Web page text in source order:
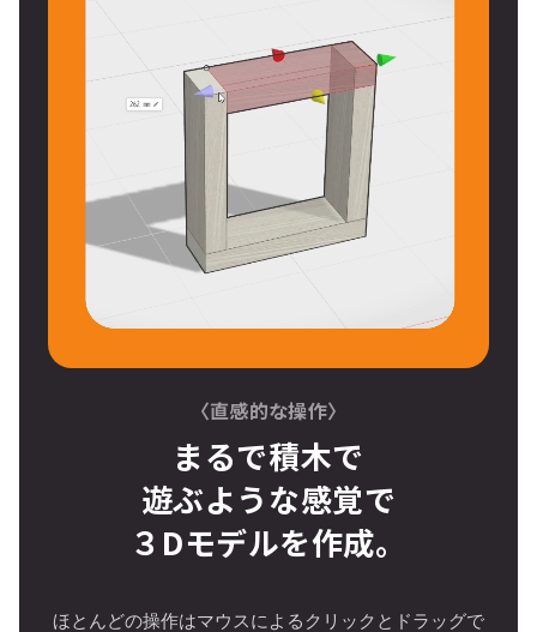
〈直感的な操作〉
まるで積木で
遊ぶような感覚で
３Dモデルを作成。
ほとんどの操作はマウスによるクリックとドラッグで